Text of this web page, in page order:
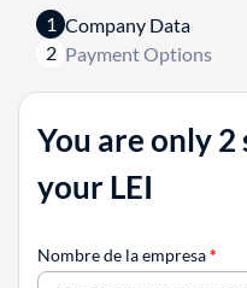
1 Company Data
2 Payment Options
You are only
your LEI
Nombre de la empresa*